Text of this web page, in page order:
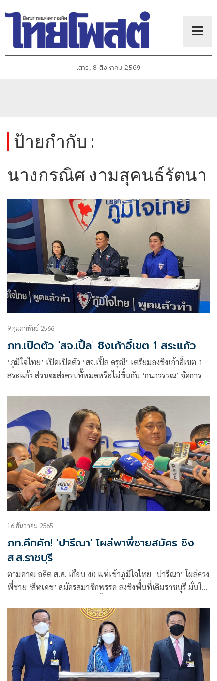
เสาร์, 8 สิงหาคม 2569
ป้ายกำกับ :
นางกรณิศ งามสุคนธ์รัตนา
9 กุมภาพันธ์ 2566
ภท.เปิดตัว 'สจ.เปิ้ล' ชิงเก้าอี้เขต 1 สระแก้ว
‘ภูมิใจไทย’ เปิดเปิดตัว ‘สจ.เปิ้ล ดรุณี’ เตรียมลงชิงเก้าอี้เขต 1
สระแก้ว ส่วนจะส่งครบทั้หมดหรือไม่ขึ้นกับ ‘กนกวรรณ’ จัดการ
16 ธันวาคม 2565
ภท.คึกคัก! 'ปารีณา' โผล่พาพี่ชายสมัคร ชิง
ส.ส.ราชบุรี
ตามคาด! อดีต ส.ส. เกือบ 40 แห่เข้าภูมิใจไทย ‘ปารีณา’ โผล่ควง
พี่ชาย ‘สีหเดช’ สมัครสมาชิกพรรค ลงชิงพื้นที่เดิมราชบุรี มั่นใจ